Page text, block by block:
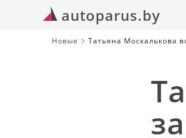
autoparus.by
Новые
Татьяна Москалькова